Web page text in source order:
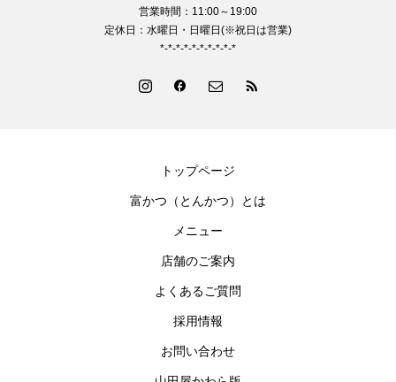
営業時間：11:00～19:00
定休日：水曜日・日曜日(※祝日は営業)
*-*-*-*-*-*-*-*-*-*
トップページ
富かつ（とんかつ）とは
メニュー
店舗のご案内
よくあるご質問
採用情報
お問い合わせ